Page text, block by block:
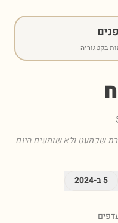
בקטגוריה
שכמעט ולא שומעים היום
5ב-2024